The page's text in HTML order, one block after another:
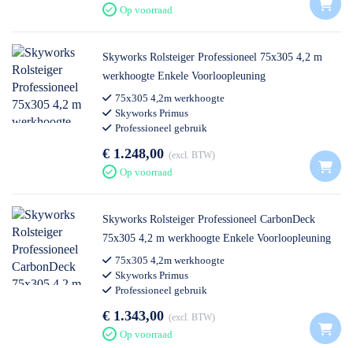
Op voorraad
Skyworks Rolsteiger Professioneel 75x305 4,2 m
werkhoogte Enkele Voorloopleuning
75x305 4,2m werkhoogte
Skyworks Primus
Professioneel gebruik
€ 1.248,00 excl. BTW
Op voorraad
Skyworks Rolsteiger Professioneel CarbonDeck
75x305 4,2 m werkhoogte Enkele Voorloopleuning
75x305 4,2m werkhoogte
Skyworks Primus
Professioneel gebruik
€ 1.343,00 excl. BTW
Op voorraad